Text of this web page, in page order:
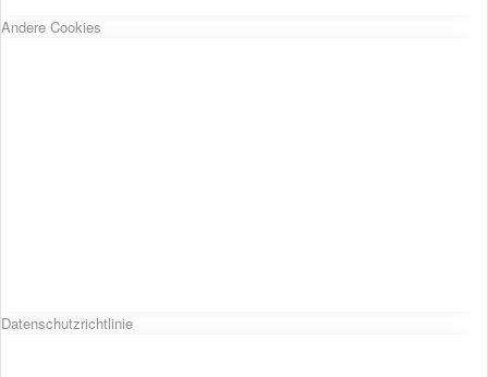
Andere Cookies
Datenschutzrichtlinie